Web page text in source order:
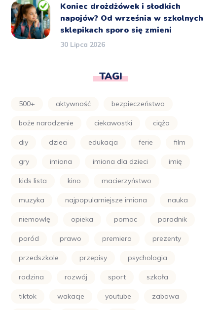
Koniec drożdżówek i słodkich
napojów? Od września w szkolnych
sklepikach sporo się zmieni
30 Lipca 2026
TAGI
500+ aktywność bezpieczeństwo
boże narodzenie ciekawostki ciąża
diy dzieci edukacja ferie film
gry imiona imiona dla dzieci imię
kids lista kino macierzyństwo
muzyka najpopularniejsze imiona nauka
niemowlę opieka pomoc poradnik
poród prawo premiera prezenty
przedszkole przepisy psychologia
rodzina rozwój sport szkoła
tiktok wakacje youtube zabawa